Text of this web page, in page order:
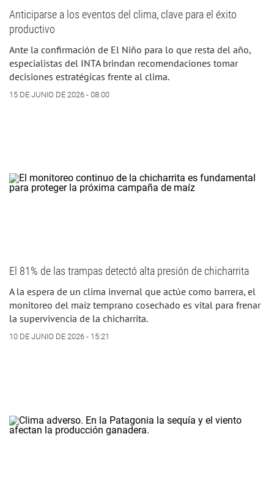
Anticiparse a los eventos del clima, clave para el éxito
productivo
Ante la confirmación de El Niño para lo que resta del año,
especialistas del INTA brindan recomendaciones tomar
decisiones estratégicas frente al clima.
15 DE JUNIO DE 2026 - 08:00
El 81% de las trampas detectó alta presión de chicharrita
A la espera de un clima invernal que actúe como barrera, el
monitoreo del maíz temprano cosechado es vital para frenar
la supervivencia de la chicharrita.
10 DE JUNIO DE 2026 - 15:21